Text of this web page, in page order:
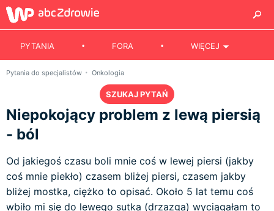
PYTANIA FORA WIĘCEJ
Pytania do specjalistów Onkologia
SZUKAJ PYTAŃ
Niepokojący problem z lewą piersią
- ból
Od jakiegoś czasu boli mnie coś w lewej piersi (jakby
coś mnie piekło) czasem bliżej piersi, czasem jakby
bliżej mostka, ciężko to opisać. Około 5 lat temu coś
wbiło mi się do lewego sutka (drzazga) wyciągałam to